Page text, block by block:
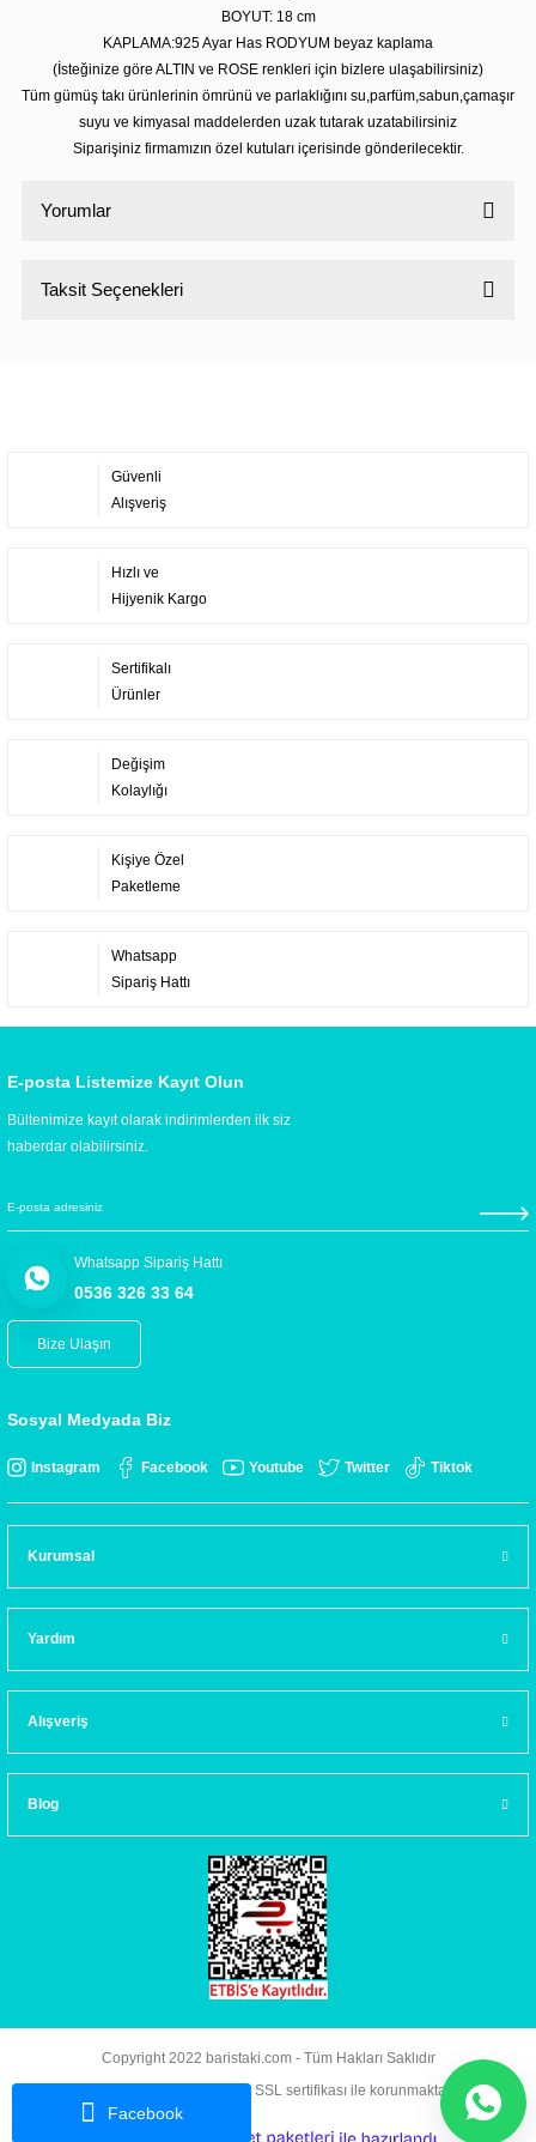
Facebook
BOYUT: 18 cm
KAPLAMA:925 Ayar Has RODYUM beyaz kaplama
(İsteğinize göre ALTIN ve ROSE renkleri için bizlere ulaşabilirsiniz)
Tüm gümüş takı ürünlerinin ömrünü ve parlaklığını su,parfüm,sabun,çamaşır
suyu ve kimyasal maddelerden uzak tutarak uzatabilirsiniz
Siparişiniz firmamızın özel kutuları içerisinde gönderilecektir.
Yorumlar
Taksit Seçenekleri
Güvenli
Alışveriş
Hızlı ve
Hijyenik Kargo
Sertifikalı
Ürünler
Değişim
Kolaylığı
Kişiye Özel
Paketleme
Whatsapp
Sipariş Hattı
E-posta Listemize Kayıt Olun
Bültenimize kayıt olarak indirimlerden ilk siz
haberdar olabilirsiniz.
Whatsapp Sipariş Hattı
0536 326 33 64
Bize Ulaşın
Sosyal Medyada Biz
Instagram Facebook Youtube Twitter Tiktok
Kurumsal
Yardım
Alışveriş
Blog
Copyright 2022 baristaki.com - Tüm Hakları Saklıdır
Kredi kartı bilgileriniz 256bit SSL sertifikası ile korunmaktadır.
e- ile